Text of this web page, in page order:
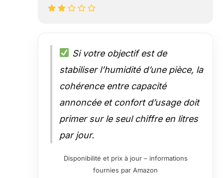
Si votre objectif est de
stabiliser l’humidité d’une pièce, la
cohérence entre capacité
annoncée et confort d’usage doit
primer sur le seul chiffre en litres
par jour.
Disponibilité et prix à jour – informations
fournies par Amazon